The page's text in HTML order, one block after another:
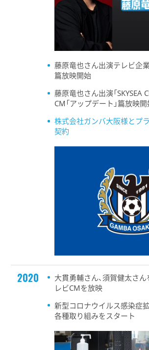
藤原竜也さん出演テレビ企業
篇放映開始
藤原竜也さん出演「SKYSEA
CM「アップデート」篇放映
株式会社ガンバ大阪様とプ
契約
2020
大貫勇輔さん、須賀健太さ
レビCMを放映
新型コロナウイルス感染症
各種取り組みをスタート